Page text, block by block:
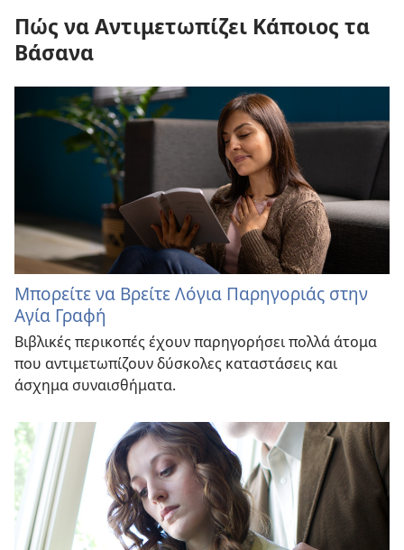
Πώς να Αντιμετωπίζει Κάποιος τα
Βάσανα
Μπορείτε να Βρείτε Λόγια Παρηγοριάς στην
Αγία Γραφή
Βιβλικές περικοπές έχουν παρηγορήσει πολλά άτομα
που αντιμετωπίζουν δύσκολες καταστάσεις και
άσχημα συναισθήματα.